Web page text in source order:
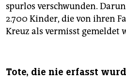
spurlos verschwunden.
2.700 Kinder, die von ihren
Kreuz als vermisst gemeldet
Tote, die nie erfasst